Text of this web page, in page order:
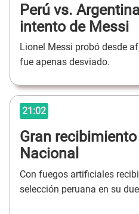
Perú vs.
intento de Messi
Lionel Messi probó desde
fue apenas desviado.
21:02
Gran
Nacional
Con fuegos artificiales
selección peruana en su